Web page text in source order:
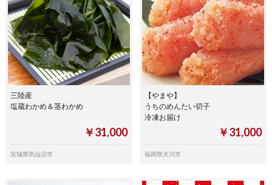
三陸産
塩蔵わかめ＆茎わかめ
￥31,000
宮城県気仙沼市
【やまや】
うちのめんたい切子
冷凍お届け
￥31,000
福岡県大川市